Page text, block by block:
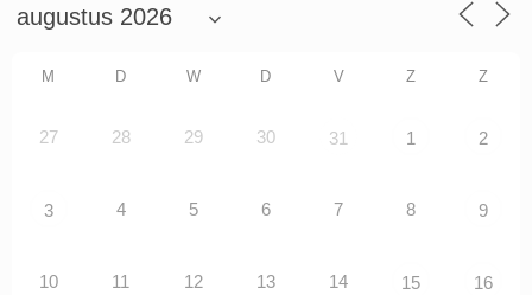
M D W D V Z Z
27 28 29 30 31 1 2
3 4 5 6 7 8 9
10 11 12 13 14 15 16